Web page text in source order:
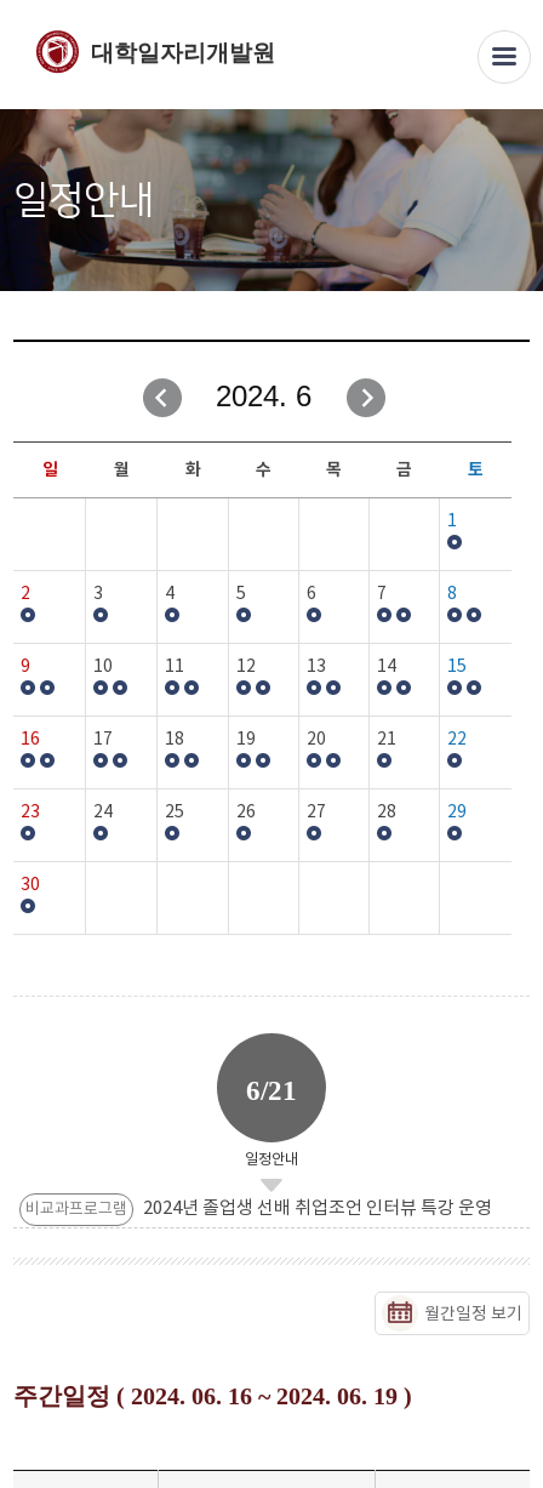
대학일자리개발원
일정안내
2024. 6
일 월 화 수 목 금 토
1
2 3 4 5 6 7 8
9 10 11 12 13 14 15
16 17 18 19 20 21 22
23 24 25 26 27 28 29
30
6/21
일정안내
비교과프로그램 2024년 졸업생 선배 취업조언 인터뷰 특강 운영
월간일정 보기
주간일정 ( 2024. 06. 16 ~ 2024. 06. 19 )